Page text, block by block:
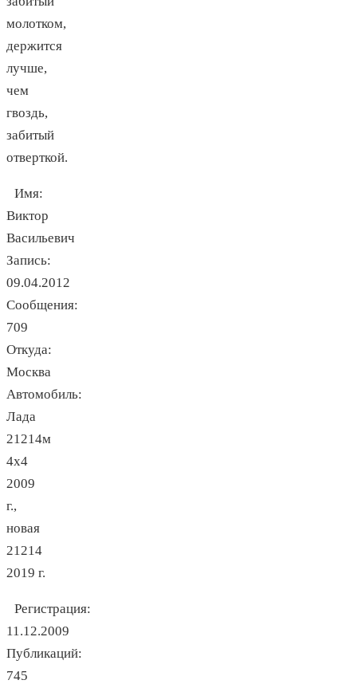
молотком,
держится
лучше,
чем
гвоздь,
забитый
отверткой.
Имя:
Виктор
Васильевич
Запись:
09.04.2012
Сообщения:
709
Откуда:
Москва
Автомобиль:
Лада
21214м
4х4
2009
г.,
новая
21214
2019 г.
Регистрация:
11.12.2009
Публикаций:
745